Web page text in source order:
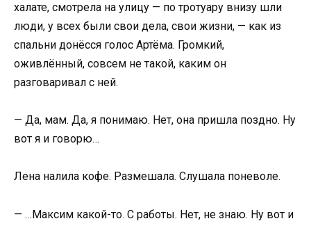
халате, смотрела на улицу — по тротуару внизу шли
люди, у всех были свои дела, свои жизни, — как из
спальни донёсся голос Артёма. Громкий,
оживлённый, совсем не такой, каким он
разговаривал с ней.
— Да, мам. Да, я понимаю. Нет, она пришла поздно. Ну
вот я и говорю…
Лена налила кофе. Размешала. Слушала поневоле.
— …Максим какой-то. С работы. Нет, не знаю. Ну вот и